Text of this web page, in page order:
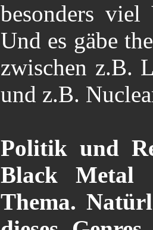
besonders viel
Und es gäbe
zwischen z.B.
und z.B.
Politik und
Black Metal
Thema.